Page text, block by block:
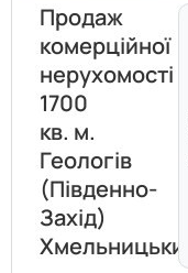
Продаж
комерційної
нерухомості
1700
кв. м.
Геологів
(Південно-
Захід)
Хмельницький